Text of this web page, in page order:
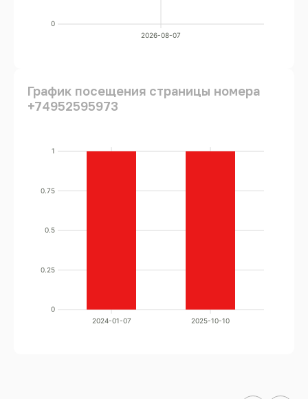
0
2026-08-07
График посещения страницы номера
+74952595973
0
0.25
0.5
0.75
1
2024-01-07 2025-10-10